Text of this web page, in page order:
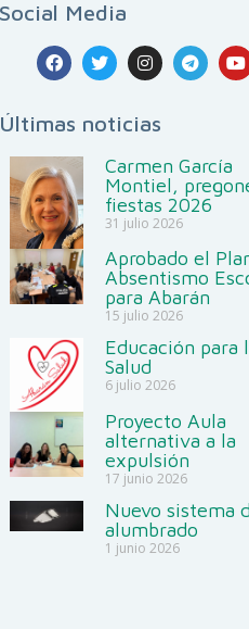
Social Media
Últimas noticias
Carmen García
Montiel,
fiestas 2026
31 julio 2026
Aprobado el
Absentismo
para Abarán
15 julio 2026
Educación para
Salud
6 julio 2026
Proyecto Aula
alternativa a la
expulsión
17 junio 2026
Nuevo sistema
alumbrado
1 junio 2026